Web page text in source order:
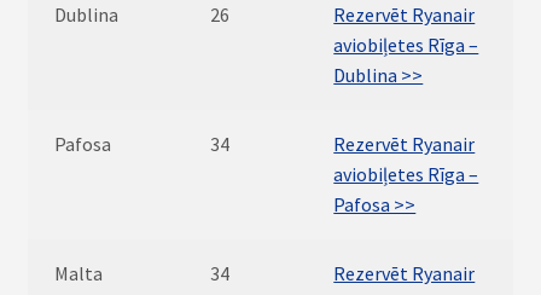
Dublina 26
Rezervēt Ryanair
aviobiļetes Rīga –
Dublina >>
Pafosa 34
Rezervēt Ryanair
aviobiļetes Rīga –
Pafosa >>
Malta 34
Rezervēt Ryanair